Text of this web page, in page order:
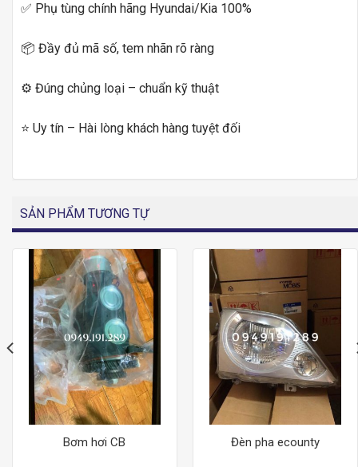
✅ Phụ tùng chính hãng Hyundai/Kia 100%
📦 Đầy đủ mã số, tem nhãn rõ ràng
⚙️ Đúng chủng loại – chuẩn kỹ thuật
⭐ Uy tín – Hài lòng khách hàng tuyệt đối
SẢN PHẨM TƯƠNG TỰ
Bơm hơi CB Đèn pha ecounty